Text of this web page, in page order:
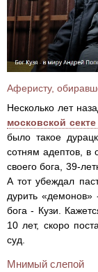
Аферисту,
Несколько лет
московской
было такое
сотням адептов, в
своего бога, 39-
А тот убеждал
дурить «демонов»
бога - Кузи.
10 лет, скоро
суд.
Мнимый слепой